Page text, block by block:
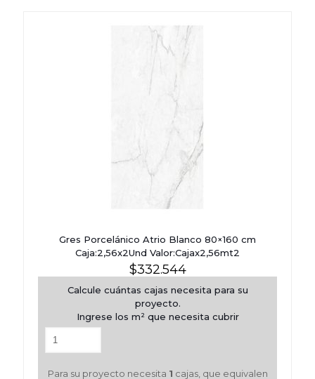
Gres Porcelánico Atrio Blanco 80×160 cm
Caja:2,56x2Und Valor:Cajax2,56mt2
$332.544
Calcule cuántas cajas necesita para su
proyecto.
Ingrese los m² que necesita cubrir
Para su proyecto necesita 1 cajas, que equivalen